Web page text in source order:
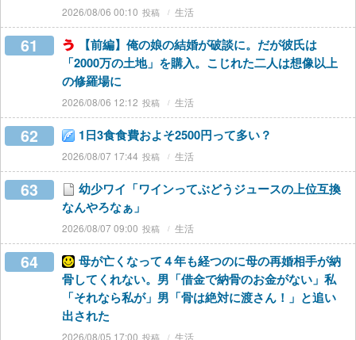
2026/08/06 00:10 生活
61
【前編】俺の娘の結婚が破談に。だが彼氏は
「2000万の土地」を購入。こじれた二人は想像以上
の修羅場に
2026/08/06 12:12 生活
62 1日3食食費およそ2500円って多い？
2026/08/07 17:44 生活
63
幼少ワイ「ワインってぶどうジュースの上位互換
なんやろなぁ」
2026/08/07 09:00 生活
64
母が亡くなって４年も経つのに母の再婚相手が納
骨してくれない。男「借金で納骨のお金がない」私
「それなら私が」男「骨は絶対に渡さん！」と追い
出された
2026/08/05 17:00 生活